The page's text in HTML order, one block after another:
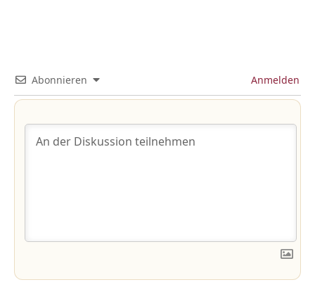
Abonnieren Anmelden